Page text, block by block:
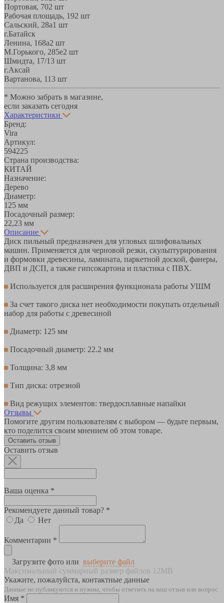
Портовая, 702 шт
Рабочая площадь, 192 шт
Сальский, 28a1 шт
г.Батайск
Ленина, 168а2 шт
М.Горького, 285е2 шт
Шмидта, 17/13 шт
г.Аксай
Вартанова, 113 шт
* Можно забрать в магазине,
если заказать сегодня
Характеристики
Бренд:
Vira
Артикул:
594225
Страна производства:
КИТАЙ
Назначение:
Дерево
Диаметр:
125 мм
Посадочный размер:
22,23 мм
Описание
Диск пильный предназначен для угловых шлифовальных
машин. Применяется для черновой резки, скульптурирования
и формовки древесины, ламината, паркетной доской, фанеры,
ДВП и ДСП, а также гипсокартона и пластика с ПВХ.
Используется для расширения функционала работы УШМ
За счет такого диска нет необходимости покупать отдельный
набор для работы с древесиной
Диаметр: 125 мм
Посадочный диаметр: 22.2 мм
Толщина: 3,8 мм
Тип диска: отрезной
Вид режущих элементов: твердосплавные напайки
Отзывы
Помогите другим пользователям с выбором — будьте первым,
кто поделится своим мнением об этом товаре.
Оставить отзыв
Оставить отзыв
Ваша оценка *
Рекомендуете данный товар? *
Да
Нет
Комментарии *
Загрузите фото или выберите файл
Максимальный суммарный размер файлов 12MB
Укажите, пожалуйста, контактные данные
Данные не публикуются и нужны, чтобы ответить на ваш отзыв или вопрос
Имя *